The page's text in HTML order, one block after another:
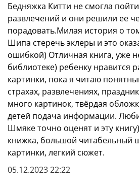
Бедняжка Китти не смогла
развлечений и они решили ее
порадовать.Милая история о
Шипа стеречь эклеры и это
ошибкой) Отличная книга, уже
библиотеке) ребенку нравится
картинки, пока я читаю
страхах, развлечениях,
много картинок, твёрдая
детей подача информации.
Шмяке точно оценят и эту
книжка, большой читабельный
картинки, легкий сюжет.
05.12.2023 22:22